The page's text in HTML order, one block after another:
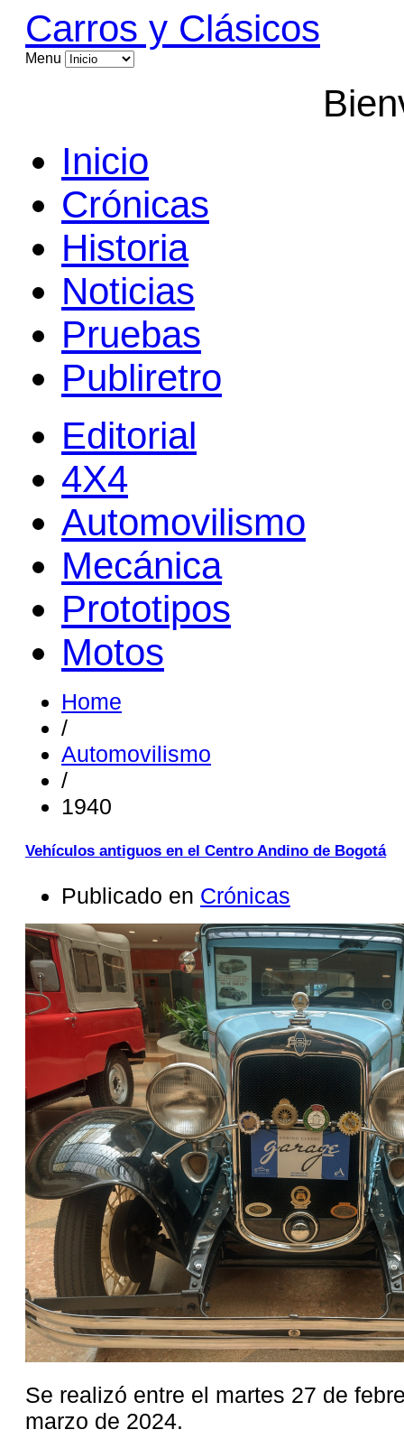
Carros y Clásicos
Menu
Inicio
Crónicas
Historia
Noticias
Pruebas
Publiretro
Editorial
4X4
Automovilismo
Mecánica
Prototipos
Motos
Home
/
Automovilismo
/
1940
Vehículos antiguos en el Centro Andino de Bogotá
Publicado en Crónicas
Se realizó entre el martes 27 de
marzo de 2024.